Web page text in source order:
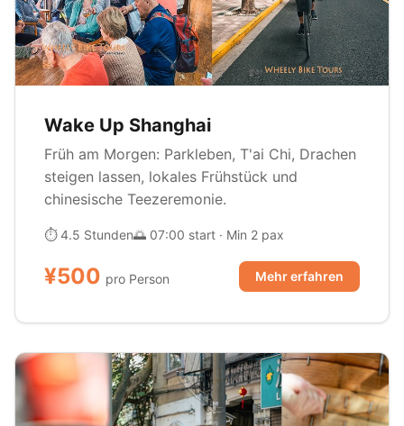
Wake Up Shanghai
Früh am Morgen: Parkleben, T'ai Chi, Drachen
steigen lassen, lokales Frühstück und
chinesische Teezeremonie.
⏱ 4.5 Stunden🌅 07:00 start · Min 2 pax
¥500 pro Person Mehr erfahren